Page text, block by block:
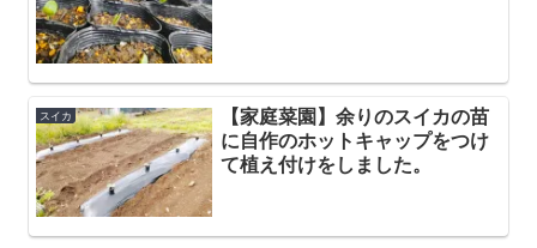
スイカ
【家庭菜園】余りのスイカの苗
に自作のホットキャップをつけ
て植え付けをしました。